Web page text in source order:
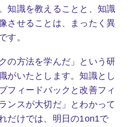
知識を教えることと、知識
させることは、まったく異
す。
の方法を学んだ」という研
がいたとします。知識とし
フィードバックと改善フィ
ンスが大切だ」とわかって
だけでは、明日の1on1で